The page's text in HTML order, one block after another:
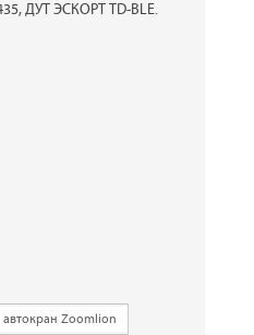
ДУТ ЭСКОРТ TD-BLE.
автокран Zoomlion